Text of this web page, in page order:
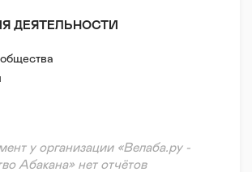
ДЕЯТЕЛЬНОСТИ
у организации «Велаба.ру -
Абакана» нет отчётов